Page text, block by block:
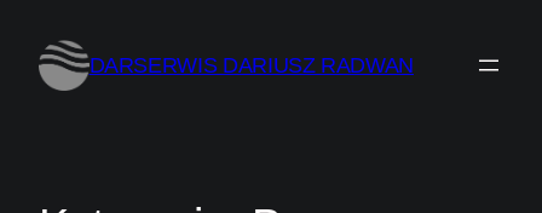
DARSERWIS DARIUSZ RADWAN